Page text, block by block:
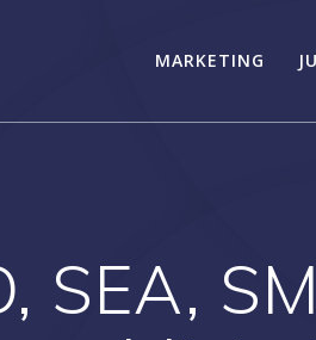
MARKETING
SEA,